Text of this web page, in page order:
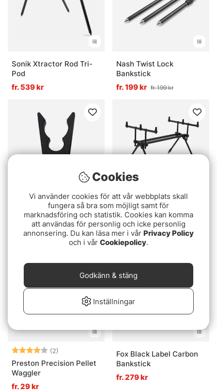
Sonik Xtractor Rod Tri-
Pod
fr. 539 kr
Nash Twist Lock
Bankstick
fr. 199 kr fr. 199 kr
Korum Uni Butt Rest
Prologic C-Series Twin
Support 3 Rod Pod
949 kr
Betyg: (2)
4.0 utav 5 stjärnor
Preston Precision Pellet
Waggler
fr. 29 kr
Fox Black Label Carbon
Bankstick
fr. 279 kr
Cookies
Vi använder cookies för att vår webbplats skall
fungera så bra som möjligt samt för
marknadsföring och statistik. Cookies kan komma
att användas för personlig och icke personlig
annonsering. Du kan läsa mer i vår Privacy Policy
och i vår Cookiepolicy.
Inställningar
Godkänn & stäng